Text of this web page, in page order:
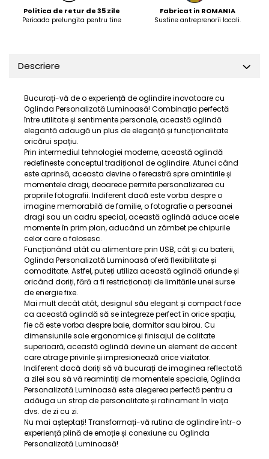
Politica de retur de 35 zile
Perioada prelungita pentru tine
Fabricat in ROMANIA
Sustine antreprenorii locali.
Descriere
Bucurați-vă de o experiență de oglindire inovatoare cu
Oglinda Personalizată Luminoasă! Combinația perfectă
între utilitate și sentimente personale, această oglindă
elegantă adaugă un plus de eleganță și funcționalitate
oricărui spațiu.
Prin intermediul tehnologiei moderne, această oglindă
redefineste conceptul tradițional de oglindire. Atunci când
este aprinsă, aceasta devine o fereastră spre amintirile și
momentele dragi, deoarece permite personalizarea cu
propriile fotografii. Indiferent dacă este vorba despre o
imagine memorabilă de familie, o fotografie a persoanei
dragi sau un cadru special, această oglindă aduce acele
momente în prim plan, aducând un zâmbet pe chipurile
celor care o folosesc.
Funcționând atât cu alimentare prin USB, cât și cu baterii,
Oglinda Personalizată Luminoasă oferă flexibilitate și
comoditate. Astfel, puteți utiliza această oglindă oriunde și
oricând doriți, fără a fi restricționați de limitările unei surse
de energie fixe.
Mai mult decât atât, designul său elegant și compact face
ca această oglindă să se integreze perfect în orice spațiu,
fie că este vorba despre baie, dormitor sau birou. Cu
dimensiunile sale ergonomice și finisajul de calitate
superioară, această oglindă devine un element de accent
care atrage privirile și impresionează orice vizitator.
Indiferent dacă doriți să vă bucurați de imaginea reflectată
a zilei sau să vă reamintiți de momentele speciale, Oglinda
Personalizată Luminoasă este alegerea perfectă pentru a
adăuga un strop de personalitate și rafinament în viața
dvs. de zi cu zi.
Nu mai așteptați! Transformați-vă rutina de oglindire într-o
experiență plină de emoție și conexiune cu Oglinda
Personalizată Luminoasă!